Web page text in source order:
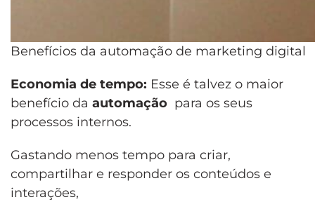
Benefícios da automação de marketing digital
Economia de tempo: Esse é talvez o maior
benefício da automação para os seus
processos internos.
Gastando menos tempo para criar,
compartilhar e responder os conteúdos e
interações,